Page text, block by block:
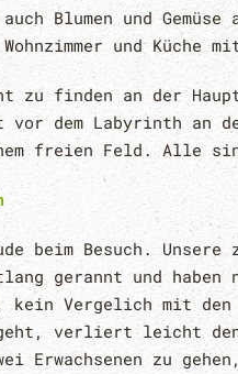
Blumen und
und Küche
finden an der
dem Labyrinth an
freien Feld. Alle
beim Besuch.
gerannt und
Vergelich mit den
verliert leicht
Erwachsenen zu